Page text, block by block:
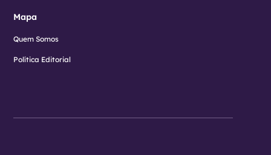
Mapa
Quem Somos
Política Editorial